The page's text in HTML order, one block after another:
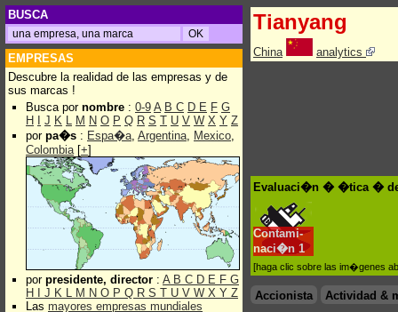
BUSCA
EMPRESAS
Descubre la realidad de las empresas y de
sus marcas !
Busca por nombre : 0-9 A B C D E F G
H
J K L M N O P Q R S T U V W X Y Z
por pa�s : Espa�a, Argentina, Mexico,
Colombia[+]
por presidente, director : A B C D E F G
H
J K L M N O P Q R S T U V W X Y Z
Las mayores empresas mundiales
Tianyang
China analytics
Evaluaci�n � �tica �
Contami-
naci�n 1
[haga clic sobre las im�genes
Accionista
Actividad &